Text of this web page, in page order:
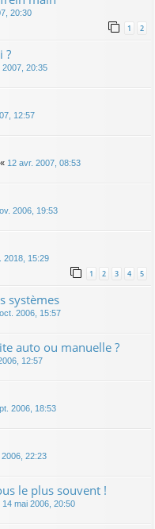
20:30
1 2
?
2007, 20:35
12:57
« 12 avr. 2007, 08:53
2006, 19:53
2018, 15:29
1 2 3 4 5
systèmes
2006, 15:57
auto ou manuelle ?
12:57
2006, 18:53
22:23
le plus souvent !
14 mai 2006, 20:50